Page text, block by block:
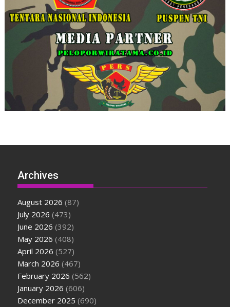
Archives
August 2026 (87)
July 2026 (473)
June 2026 (392)
May 2026 (408)
April 2026 (527)
March 2026 (467)
February 2026 (562)
January 2026 (606)
December 2025 (690)